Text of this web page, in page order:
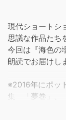
現代ショートシ
思議な作品たち
今回は『海色の
朗読でお届けし
※2016年にポッ
集 「夢巻」、